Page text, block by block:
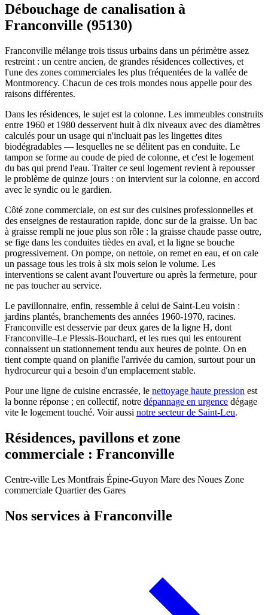
Débouchage de canalisation à
Franconville (95130)
Franconville mélange trois tissus urbains dans un périmètre assez
restreint : un centre ancien, de grandes résidences collectives, et
l'une des zones commerciales les plus fréquentées de la vallée de
Montmorency. Chacun de ces trois mondes nous appelle pour des
raisons différentes.
Dans les résidences, le sujet est la colonne. Les immeubles construits
entre 1960 et 1980 desservent huit à dix niveaux avec des diamètres
calculés pour un usage qui n'incluait pas les lingettes dites
biodégradables — lesquelles ne se délitent pas en conduite. Le
tampon se forme au coude de pied de colonne, et c'est le logement
du bas qui prend l'eau. Traiter ce seul logement revient à repousser
le problème de quinze jours : on intervient sur la colonne, en accord
avec le syndic ou le gardien.
Côté zone commerciale, on est sur des cuisines professionnelles et
des enseignes de restauration rapide, donc sur de la graisse. Un bac
à graisse rempli ne joue plus son rôle : la graisse chaude passe outre,
se fige dans les conduites tièdes en aval, et la ligne se bouche
progressivement. On pompe, on nettoie, on remet en eau, et on cale
un passage tous les trois à six mois selon le volume. Les
interventions se calent avant l'ouverture ou après la fermeture, pour
ne pas toucher au service.
Le pavillonnaire, enfin, ressemble à celui de Saint-Leu voisin :
jardins plantés, branchements des années 1960-1970, racines.
Franconville est desservie par deux gares de la ligne H, dont
Franconville–Le Plessis-Bouchard, et les rues qui les entourent
connaissent un stationnement tendu aux heures de pointe. On en
tient compte quand on planifie l'arrivée du camion, surtout pour un
hydrocureur qui a besoin d'un emplacement stable.
Pour une ligne de cuisine encrassée, le nettoyage haute pression est
la bonne réponse ; en collectif, notre dépannage en urgence dégage
vite le logement touché. Voir aussi notre secteur de Saint-Leu.
Résidences, pavillons et zone
commerciale : Franconville
Centre-ville Les Montfrais Épine-Guyon Mare des Noues Zone
commerciale Quartier des Gares
Nos services à Franconville